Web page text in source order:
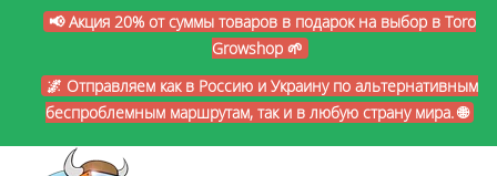
📢 Акция 20% от суммы товаров в подарок на выбор в Toro
Growshop 🌱
🌌 Отправляем как в Россию и Украину по альтернативным
беспроблемным маршрутам, так и в любую страну мира. 🌐